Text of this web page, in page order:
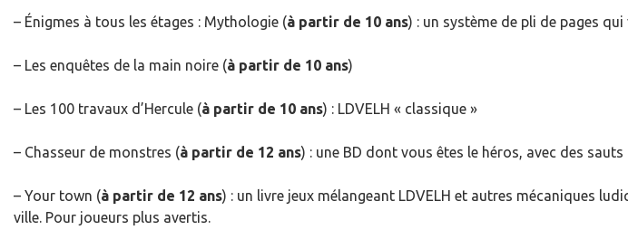
– Énigmes à tous les étages : Mythologie (à partir de 10 ans) : un système de pli de pages
– Les enquêtes de la main noire (à partir de 10 ans)
– Les 100 travaux d’Hercule (à partir de 10 ans) : LDVELH « classique »
– Chasseur de monstres (à partir de 12 ans) : une BD dont vous êtes le héros, avec des
– Your town (à partir de 12 ans) : un livre jeux mélangeant LDVELH et autres mécaniques
ville. Pour joueurs plus avertis.